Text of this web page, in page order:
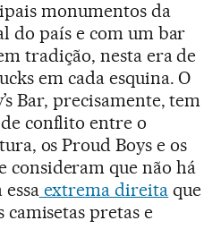
monumentos da
do país e com um bar
tradição, nesta era de
em cada esquina. O
Bar, precisamente, tem
de conflito entre o
os Proud Boys e os
consideram que não há
extrema direita que
pretas e